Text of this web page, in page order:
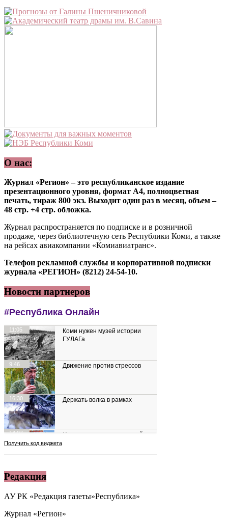
О нас:
Журнал «Регион» – это республиканское издание
презентационного уровня, формат А4, полноцветная
печать, тираж 800 экз. Выходит один раз в месяц, объем –
48 стр. +4 стр. обложка.
Журнал распространяется по подписке и в розничной
продаже, через библиотечную сеть Республики Коми, а также
на рейсах авиакомпании «Комиавиатранс».
Телефон рекламной службы и корпоративной подписки
журнала «РЕГИОН» (8212) 24-54-10.
Новости партнеров
Редакция
АУ РК «Редакция газеты»Республика»
Журнал «Регион»